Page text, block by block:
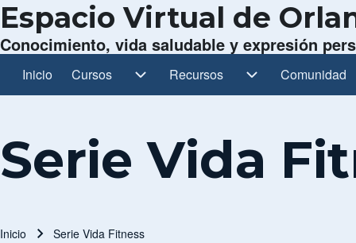
Espacio Virtual de
Conocimiento, vida saludable y expresión
Navegación principal
Inicio Cursos
Cursos sub-navegación
Recursos
Recursos sub-navegación
Comunidad
Comunidad
Serie Vida
Inicio Serie Vida Fitness